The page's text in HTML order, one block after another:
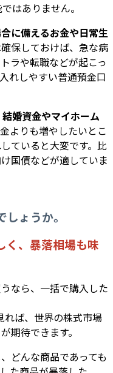
はありません。
に備えるお金や日常生
保しておけば、急な病
ラや転職などが起こっ
れしやすい普通預金口
婚資金やマイホーム
よりも増やしたいとこ
ていると大変です。比
国債などが適していま
ょうか。
く、暴落相場も味
なら、一括で購入した
れば、世界の株式市場
期待できます。
どんな商品であっても